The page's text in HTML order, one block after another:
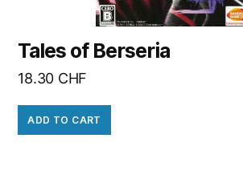
Tales of Berseria
18.30 CHF
ADD TO CART